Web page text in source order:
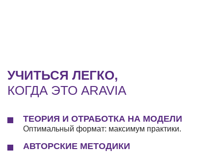
УЧИТЬСЯ ЛЕГКО,
КОГДА ЭТО ARAVIA
ТЕОРИЯ И ОТРАБОТКА НА МОДЕЛИ
Оптимальный формат: максимум практики.
АВТОРСКИЕ МЕТОДИКИ